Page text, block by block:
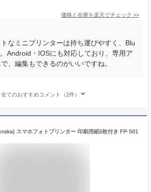
価格と在庫を楽天でチェック >>
なミニプリンターは持ち運びやすく、Blu
Android・IOSにも対応しており、専用ア
、編集もできるのがいいですね。
全てのおすすめコメント（2件）
スマホフォトプリンター 印刷用紙5枚付き FP-S01